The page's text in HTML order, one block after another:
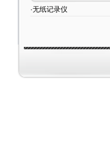
·无纸记录仪